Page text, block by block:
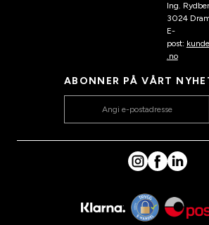
Ing.
3024
E-
post:
.no
ABONNER PÅ VÅRT